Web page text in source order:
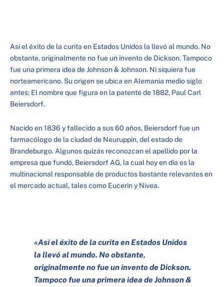
Así el éxito de la curita en Estados Unidos la llevó al mundo. No
obstante, originalmente no fue un invento de Dickson. Tampoco
fue una primera idea de Johnson & Johnson. Ni siquiera fue
norteamericano. Su origen se ubica en Alemania medio siglo
antes; El nombre que figura en la patente de 1882, Paul Carl
Beiersdorf.
Nacido en 1836 y fallecido a sus 60 años, Beiersdorf fue un
farmacólogo de la ciudad de Neuruppin, del estado de
Brandeburgo. Algunos quizás reconozcan el apellido por la
empresa que fundó, Beiersdorf AG, la cual hoy en día es la
multinacional responsable de productos bastante relevantes en
el mercado actual, tales como Eucerin y Nivea.
«Así el éxito de la curita en Estados Unidos
la llevó al mundo. No obstante,
originalmente no fue un invento de Dickson.
Tampoco fue una primera idea de Johnson &